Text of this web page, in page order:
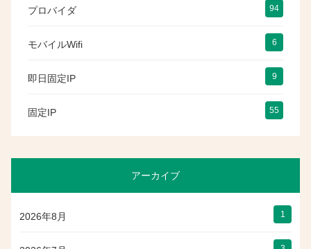
プロバイダ 94
モバイルWifi 6
即日固定IP 9
固定IP 55
アーカイブ
2026年8月 1